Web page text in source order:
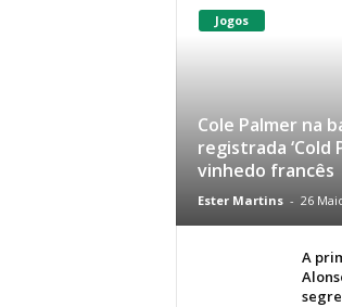
Jogos
Cole Palmer na
registrada ‘Cold
vinhedo francês
Ester Martins - 26
A